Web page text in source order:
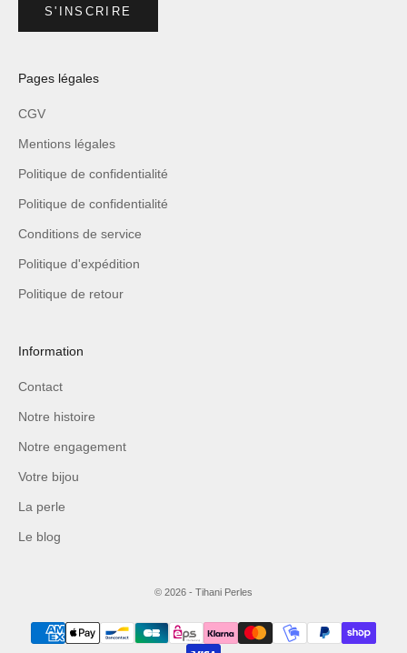
S'INSCRIRE
Pages légales
CGV
Mentions légales
Politique de confidentialité
Politique de confidentialité
Conditions de service
Politique d'expédition
Politique de retour
Information
Contact
Notre histoire
Notre engagement
Votre bijou
La perle
Le blog
© 2026 - Tihani Perles